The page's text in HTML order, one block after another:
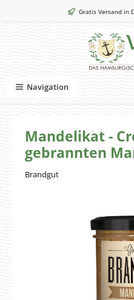
Zum Hauptinhalt springenGratis Versand in
Navigation
Mandelikat -
gebrannten
Brandgut